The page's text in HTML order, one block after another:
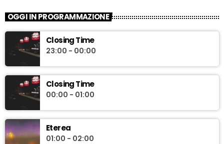
OGGI IN PROGRAMMAZIONE
Closing Time
23:00 - 00:00
Closing Time
00:00 - 01:00
Eterea
01:00 - 02:00